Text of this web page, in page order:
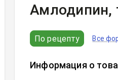
Амлодипин,
По рецепту Все
Информация о